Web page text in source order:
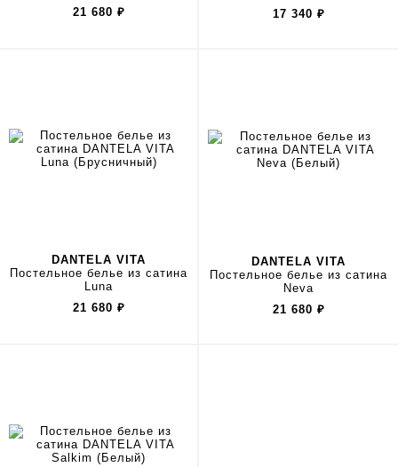
21 680 ₽
17 340 ₽
DANTELA VITA
Постельное белье из сатина
Luna
21 680 ₽
DANTELA VITA
Постельное белье из сатина
Neva
21 680 ₽